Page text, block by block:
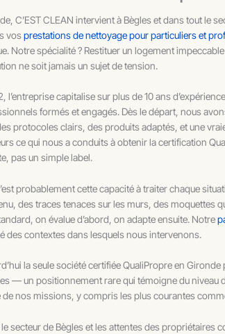
C’EST CLEAN intervient à Bègles et dans tout le
vosprestations de nettoyage pour particuliers et
Notre spécialité ? Restituer un logement impeccable
ne soit jamais un sujet de tension.
l’entreprise capitalise sur plus de 10 ans
formés et engagés. Dès le départ, nous
protocoles clairs, des produits adaptés, et une
ce qui nous a conduits à obtenir la certification
pas un simple label.
probablement cette capacité à traiter chaque
des traces tenaces sur les murs, des moquettes
on évalue d’abord, on adapte ensuite. Notre
des contextes dans lesquels nous intervenons.
la seule société certifiée QualiPropre en
— un positionnement rare qui témoigne du niveau
de nos missions, y compris les plus courantes
secteur de Bègles et les attentes des propriétaires